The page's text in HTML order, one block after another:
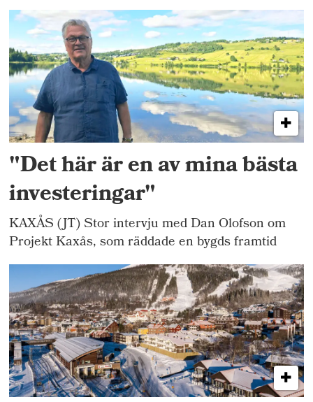
"Det här är en av mina bästa
investeringar"
KAXÅS (JT) Stor intervju med Dan Olofson om
Projekt Kaxås, som räddade en bygds framtid